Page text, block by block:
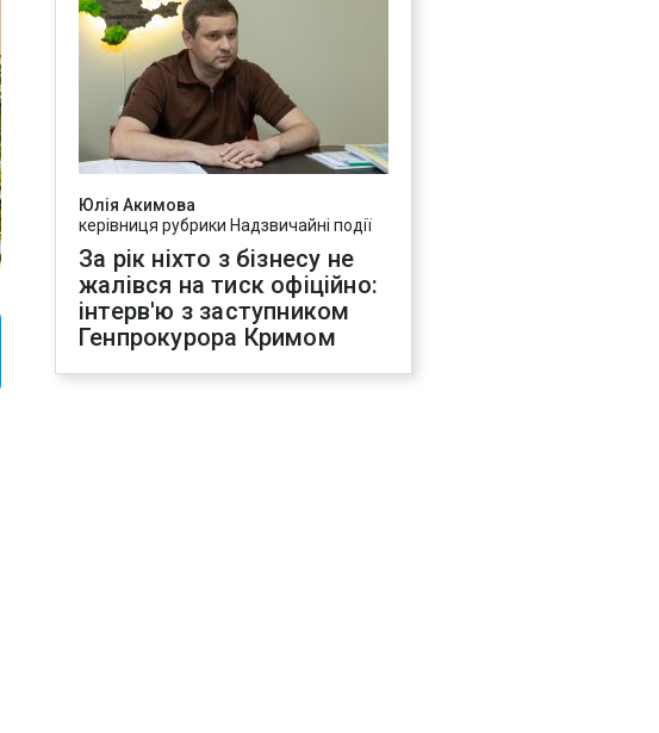
Юлія Акимова
керівниця рубрики Надзвичайні події
За рік ніхто з бізнесу не
жалівся на тиск офіційно:
інтерв'ю з заступником
Генпрокурора Кримом